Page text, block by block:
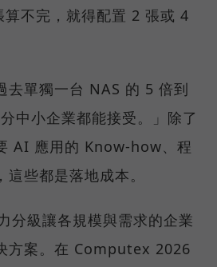
不完，就得配置 2 張或 4
去單獨一台 NAS 的 5 倍到
中小企業都能接受。」除了
AI 應用的 Know-how、程
些都是落地成本。
分級讓各規模與需求的企業
方案。在 Computex 2026